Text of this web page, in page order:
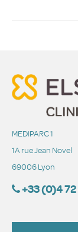
MEDIPARC 1
1A rue Jean Novel
69006 Lyon
+33 (0)4